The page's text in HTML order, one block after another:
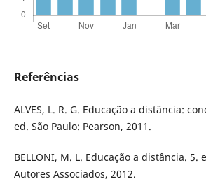
Referências
ALVES, L. R. G. Educação a distância:
ed. São Paulo: Pearson, 2011.
BELLONI, M. L. Educação a distância. 5.
Autores Associados, 2012.